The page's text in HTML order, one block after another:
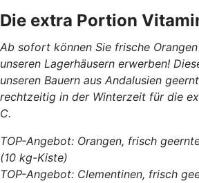
Die extra Portion
Ab sofort können Sie frische
unseren Lagerhäusern erwerben!
unseren Bauern aus Andalusien
rechtzeitig in der Winterzeit für die
C.
TOP-Angebot: Orangen, frisch
(10 kg-Kiste)
TOP-Angebot: Clementinen, frisch